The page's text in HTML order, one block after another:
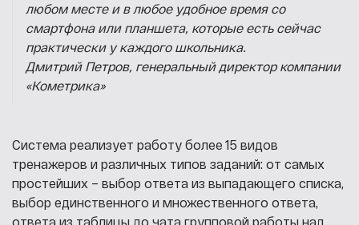
любом месте и в любое удобное время со
смартфона или планшета, которые есть сейчас
практически у каждого школьника.
Дмитрий Петров, генеральный директор компании
«Кометрика»
Система реализует работу более 15 видов
тренажеров и различных типов заданий: от самых
простейших – выбор ответа из выпадающего списка,
выбор единственного и множественного ответа,
ответа из таблицы до чата групповой работы над